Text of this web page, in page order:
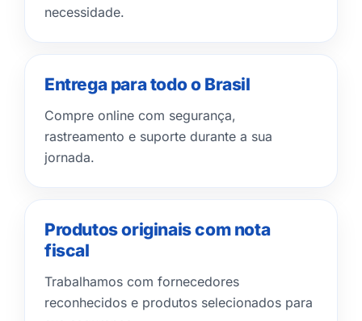
necessidade.
Entrega para todo o Brasil
Compre online com segurança,
rastreamento e suporte durante a sua
jornada.
Produtos originais com nota
fiscal
Trabalhamos com fornecedores
reconhecidos e produtos selecionados para